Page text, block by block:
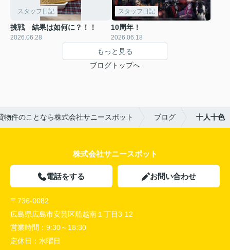
スタッフ日記
挑戦 結果は如何に？！！
2026.06.28
スタッフ日記
10周年！
2026.06.18
もっと見る
ブログトップへ
物件のことなら株式会社サニースポット ブログ 十人十色
株式会社サニースポット
電話をする お問い合わせ
〒736-0082
広島県広島市安芸区船越南１丁目3-12
営業時間： 9:30～18:30
定休日： 水曜日